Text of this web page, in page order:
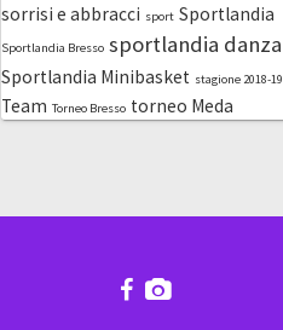
sorrisi e abbracci sport Sportlandia
Sportlandia Bresso sportlandia danza
Sportlandia Minibasket stagione 2018-19
Team Torneo Bresso torneo Meda